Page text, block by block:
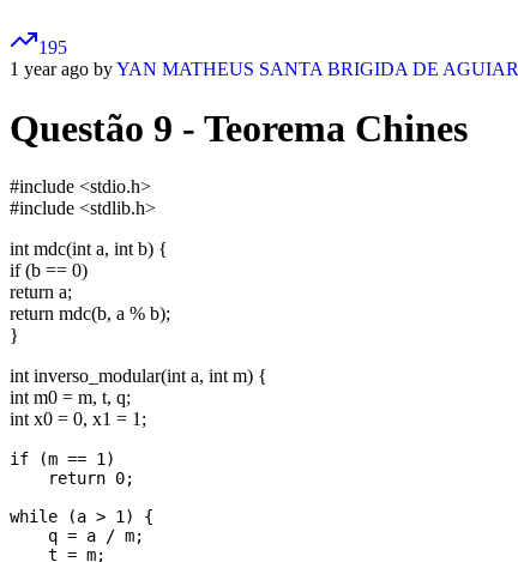
195
1 year ago byYAN MATHEUS SANTA BRIGIDA DE AGUIAR
Questão 9 - Teorema Chines
#include <stdio.h>
#include <stdlib.h>
int mdc(int a, int b) {
if (b == 0)
return a;
return mdc(b, a % b);
}
int inverso_modular(int a, int m) {
int m0 = m, t, q;
int x0 = 0, x1 = 1;
if (m == 1)
    return 0;
while (a > 1) {
    q = a / m;
    t = m;